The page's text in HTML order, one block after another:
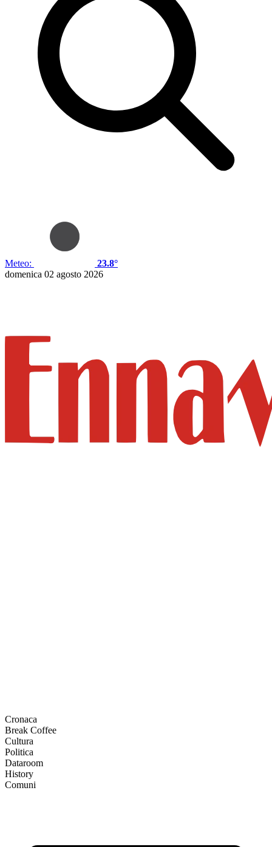
Meteo:
23.8°
domenica 02 agosto 2026
Cronaca
Break Coffee
Cultura
Politica
Dataroom
History
Comuni